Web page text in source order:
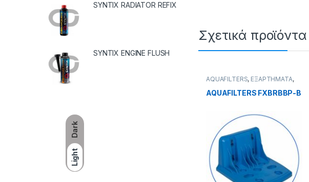
Dark
Light
Σχετικά προϊόντα
AQUAFILTERS, ΕΞΑΡΤΗΜΑΤΑ,
ΕΞΑΡΤΗΜΑΤΑ ΣΤΗΡΙΞΗΣ
AQUAFILTERS FXBRBBP-B
SYNTIX RADIATOR REFIX
SYNTIX ENGINE FLUSH